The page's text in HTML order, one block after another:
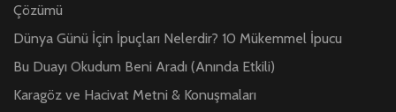
Çözümü
Dünya Günü İçin İpuçları Nelerdir? 10 Mükemmel İpucu
Bu Duayı Okudum Beni Aradı (Anında Etkili)
Karagöz ve Hacivat Metni & Konuşmaları